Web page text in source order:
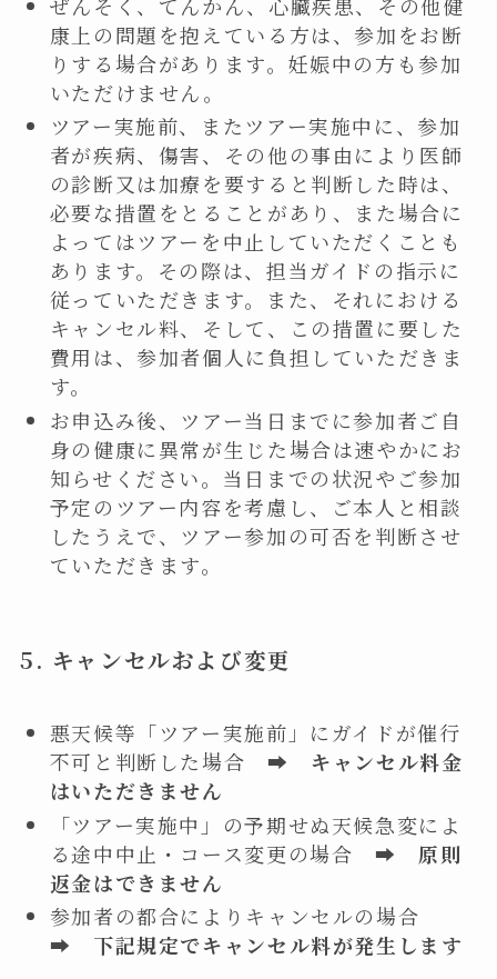
康上の問題を抱えている方は、参加をお断
りする場合があります。妊娠中の方も参加
いただけません。
ツアー実施前、またツアー実施中に、参加
者が疾病、傷害、その他の事由により医師
の診断又は加療を要すると判断した時は、
必要な措置をとることがあり、また場合に
よってはツアーを中止していただくことも
あります。その際は、担当ガイドの指示に
従っていただきます。また、それにおける
キャンセル料、そして、この措置に要した
費用は、参加者個人に負担していただきま
す。
お申込み後、ツアー当日までに参加者ご自
身の健康に異常が生じた場合は速やかにお
知らせください。当日までの状況やご参加
予定のツアー内容を考慮し、ご本人と相談
したうえで、ツアー参加の可否を判断させ
ていただきます。
5. キャンセルおよび変更
悪天候等「ツアー実施前」にガイドが催行
不可と判断した場合 ➡︎ キャンセル料金
はいただきません
「ツアー実施中」の予期せぬ天候急変によ
る途中中止・コース変更の場合 ➡︎ 原則
返金はできません
参加者の都合によりキャンセルの場合
➡︎ 下記規定でキャンセル料が発生します